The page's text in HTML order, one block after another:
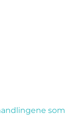
som